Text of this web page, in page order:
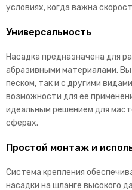
условиях, когда важна
Универсальность
Насадка предназначена для
абразивными материалами.
песком, так и с другими
возможности для ее
идеальным решением для
сферах.
Простой монтаж и
Система крепления
насадки на шланге высокого